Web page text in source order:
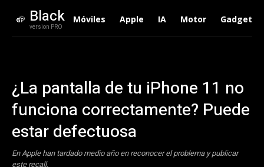
Black
version PRO
Móviles Apple IA Motor Gadgets
¿La pantalla de tu iPhone 11 no
funciona correctamente? Puede
estar defectuosa
En Apple han tardado medio año en reconocer el problema y publicar
este recall.